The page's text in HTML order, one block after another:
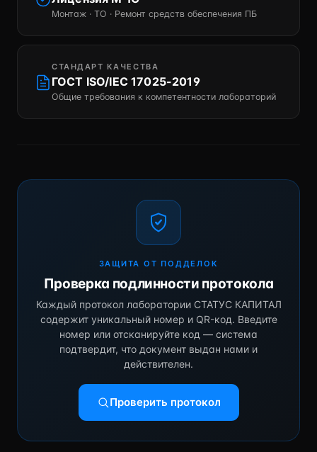
Монтаж · ТО · Ремонт средств обеспечения ПБ
СТАНДАРТ КАЧЕСТВА
ГОСТ ISO/IEC 17025-2019
Общие требования к компетентности лабораторий
ЗАЩИТА ОТ ПОДДЕЛОК
Проверка подлинности протокола
Каждый протокол лаборатории СТАТУС КАПИТАЛ
содержит уникальный номер и QR-код. Введите
номер или отсканируйте код — система
подтвердит, что документ выдан нами и
действителен.
Проверить протокол